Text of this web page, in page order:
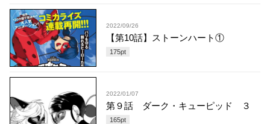
2022/09/26
【第10話】ストーンハート①
175pt
2022/01/07
第９話 ダーク・キューピッド ３
165pt